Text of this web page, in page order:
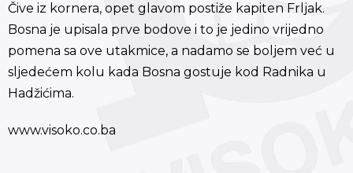
Čive iz kornera, opet glavom postiže kapiten Frljak.
Bosna je upisala prve bodove i to je jedino vrijedno
pomena sa ove utakmice, a nadamo se boljem već u
sljedećem kolu kada Bosna gostuje kod Radnika u
Hadžićima.
www.visoko.co.ba